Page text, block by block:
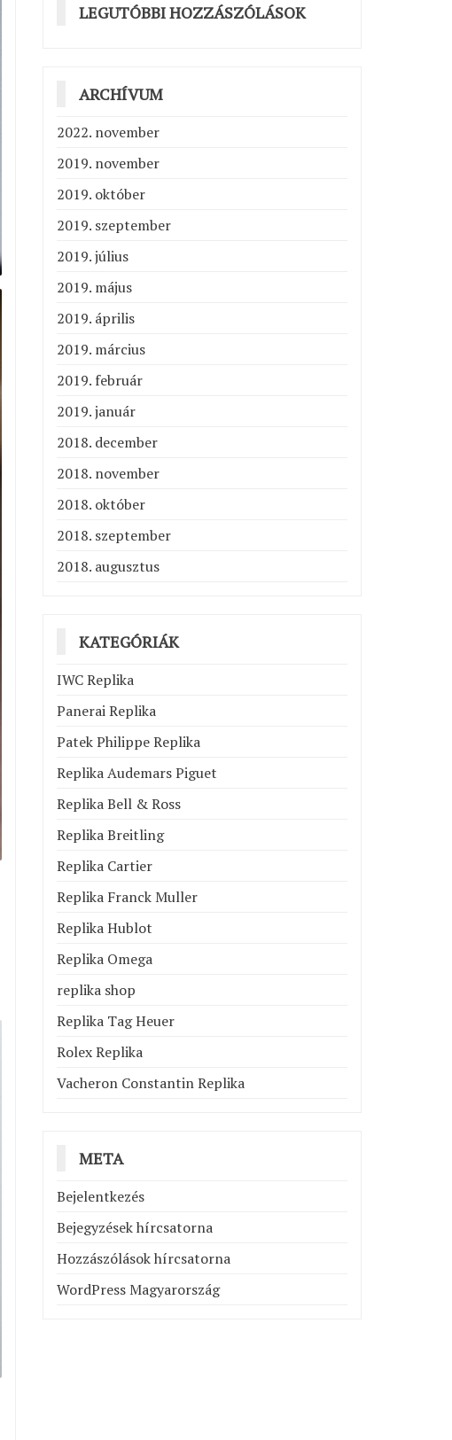
LEGUTÓBBI HOZZÁSZÓLÁSOK
ARCHÍVUM
2022. november
2019. november
2019. október
2019. szeptember
2019. július
2019. május
2019. április
2019. március
2019. február
2019. január
2018. december
2018. november
2018. október
2018. szeptember
2018. augusztus
KATEGÓRIÁK
IWC Replika
Panerai Replika
Patek Philippe Replika
Replika Audemars Piguet
Replika Bell & Ross
Replika Breitling
Replika Cartier
Replika Franck Muller
Replika Hublot
Replika Omega
replika shop
Replika Tag Heuer
Rolex Replika
Vacheron Constantin Replika
META
Bejelentkezés
Bejegyzések hírcsatorna
Hozzászólások hírcsatorna
WordPress Magyarország